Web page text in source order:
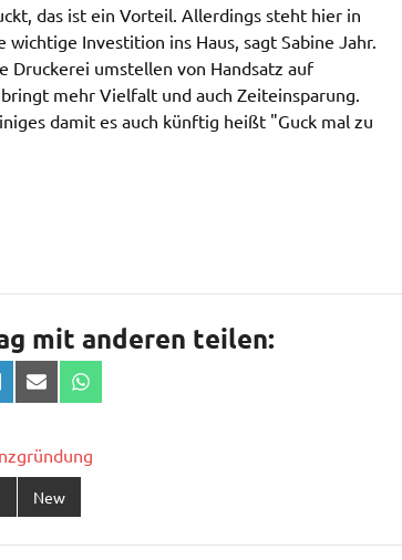
das ist ein Vorteil. Allerdings steht hier in
wichtige Investition ins Haus, sagt Sabine Jahr.
Druckerei umstellen von Handsatz auf
mehr Vielfalt und auch Zeiteinsparung.
damit es auch künftig heißt "Guck mal zu
mit anderen teilen:
Share
on
Share
on
New